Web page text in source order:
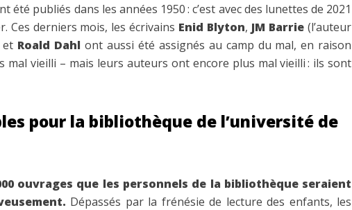
été publiés dans les années 1950 : c’est avec des lunettes de 2021
Ces derniers mois, les écrivains Enid Blyton, JM Barrie (l’auteur
et Roald Dahl ont aussi été assignés au camp du mal, en raison
mal vieilli – mais leurs auteurs ont encore plus mal vieilli : ils sont
pour la bibliothèque de l’université de
ouvrages que les personnels de la bibliothèque seraient
Dépassés par la frénésie de lecture des enfants, les